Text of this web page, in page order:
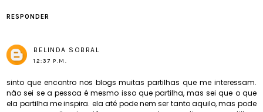
RESPONDER
BELINDA SOBRAL
12:37 P.M.
sinto que encontro nos blogs muitas partilhas que me interessam.
não sei se a pessoa é mesmo isso que partilha, mas sei que o que
ela partilha me inspira. ela até pode nem ser tanto aquilo, mas pode